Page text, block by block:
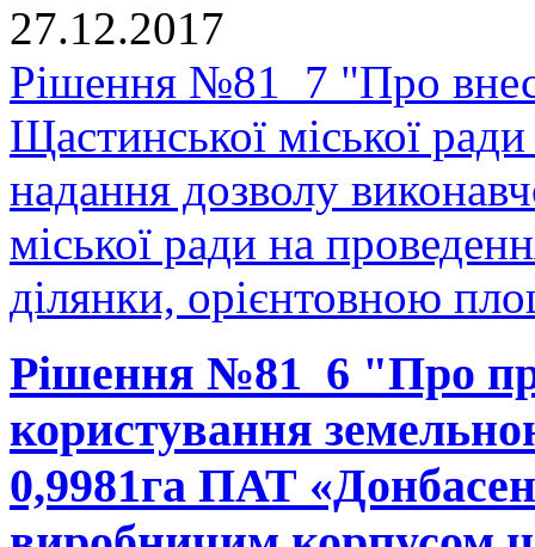
27.12.2017
Рішення №81_7 "Про
Щастинської міської
надання дозволу
міської ради на
ділянки, орієнтовною
Рішення №81_6 "Про
користування
0,9981га ПАТ